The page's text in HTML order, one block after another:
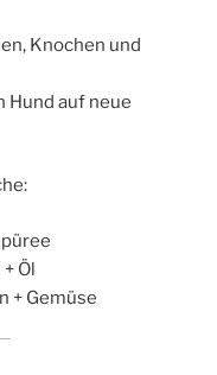
Knochen und
Hund auf neue
Öl
+ Gemüse